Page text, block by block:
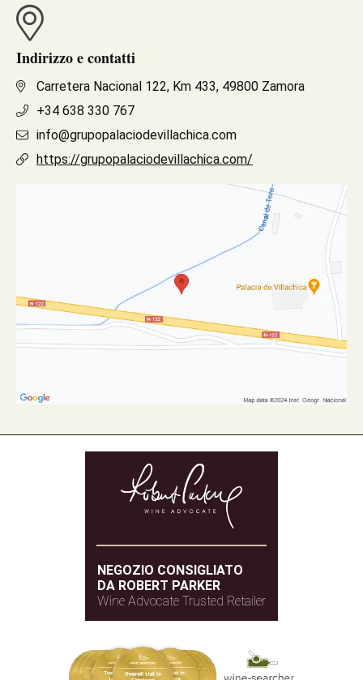
Indirizzo e contatti
Carretera Nacional 122, Km 433, 49800 Zamora
+34 638 330 767
info@grupopalaciodevillachica.com
https://grupopalaciodevillachica.com/
NEGOZIO CONSIGLIATO
DA ROBERT PARKER
Wine Advocate Trusted Retailer